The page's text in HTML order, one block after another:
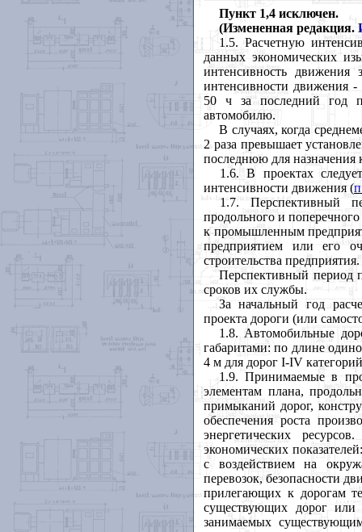
Пункт 1,4 исключен.
(Измененная редакция.
1.5. Расчетную
данных экономических
интенсивность
интенсивности движения
50 ч за последний год
автомобилю.
В случаях, когда
2 раза превышает
последнюю для назначения
1.6. В проектах
интенсивности движения (
1.7. Перспективный
продольного и
к промышленным
предприятием или его
строительства предприятия.
Перспективный период
сроков их службы.
За начальный год
проекта дороги (или
1.8. Автомобильные
габаритами: по длине
4 м для дорог I-IV
1.9. Принимаемые в
элементам плана,
примыканий дорог,
обеспечения роста
энергетических
экономических
с воздействием на
перевозок, безопасности
прилегающих к дорогам
существующих дорог или
занимаемых